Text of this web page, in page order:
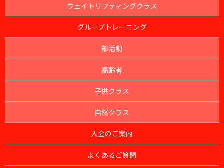
ウェイトリフティングクラス
グループトレーニング
部活動
高齢者
子供クラス
自然クラス
入会のご案内
よくあるご質問